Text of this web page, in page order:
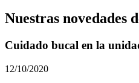
Nuestras novedades
Cuidado bucal en la
12/10/2020